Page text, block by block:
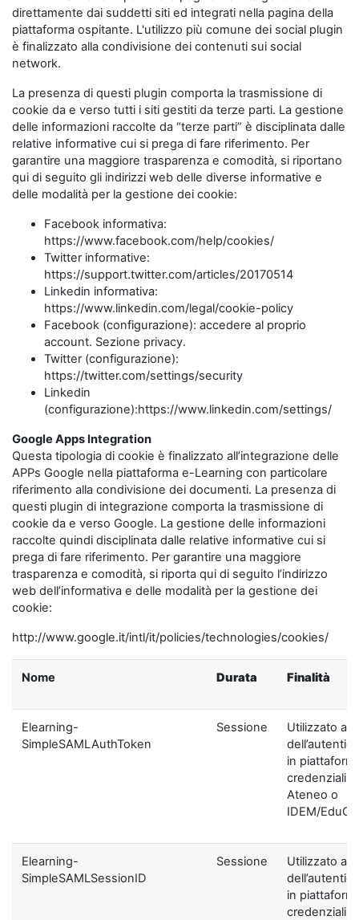
direttamente dai suddetti siti ed integrati nella pagina della
piattaforma ospitante. L'utilizzo più comune dei social plugin
è finalizzato alla condivisione dei contenuti sui social
network.
La presenza di questi plugin comporta la trasmissione di
cookie da e verso tutti i siti gestiti da terze parti. La gestione
delle informazioni raccolte da “terze parti” è disciplinata dalle
relative informative cui si prega di fare riferimento. Per
garantire una maggiore trasparenza e comodità, si riportano
qui di seguito gli indirizzi web delle diverse informative e
delle modalità per la gestione dei cookie:
Facebook informativa:
https://www.facebook.com/help/cookies/
Twitter informative:
https://support.twitter.com/articles/20170514
Linkedin informativa:
https://www.linkedin.com/legal/cookie-policy
Facebook (configurazione): accedere al proprio
account. Sezione privacy.
Twitter (configurazione):
https://twitter.com/settings/security
Linkedin
(configurazione):https://www.linkedin.com/settings/
Google Apps Integration
Questa tipologia di cookie è finalizzato all’integrazione delle
APPs Google nella piattaforma e-Learning con particolare
riferimento alla condivisione dei documenti. La presenza di
questi plugin di integrazione comporta la trasmissione di
cookie da e verso Google. La gestione delle informazioni
raccolte quindi disciplinata dalle relative informative cui si
prega di fare riferimento. Per garantire una maggiore
trasparenza e comodità, si riporta qui di seguito l’indirizzo
web dell’informativa e delle modalità per la gestione dei
cookie:
http://www.google.it/intl/it/policies/technologies/cookies/
Nome Durata Finalità
Elearning-
SimpleSAMLAuthToken
Sessione
Utilizzato ai
in
credenziali di
Ateneo o
IDEM/
Elearning-
SimpleSAMLSessionID
Sessione
Utilizzato ai
in
credenziali di